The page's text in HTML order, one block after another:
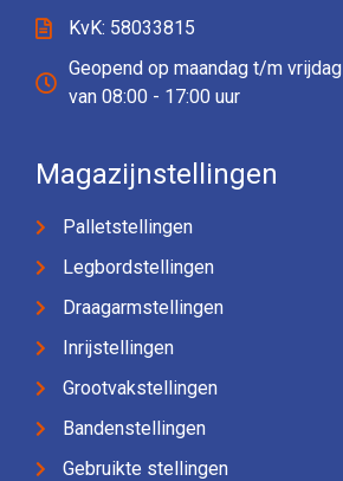
KvK: 58033815
Geopend op maandag t/m vrijdag
van 08:00 - 17:00 uur
Magazijnstellingen
Palletstellingen
Legbordstellingen
Draagarmstellingen
Inrijstellingen
Grootvakstellingen
Bandenstellingen
Gebruikte stellingen